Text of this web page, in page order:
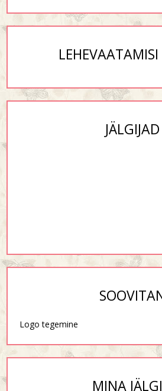
JÄLGIJAD
Logo tegemine
MINA